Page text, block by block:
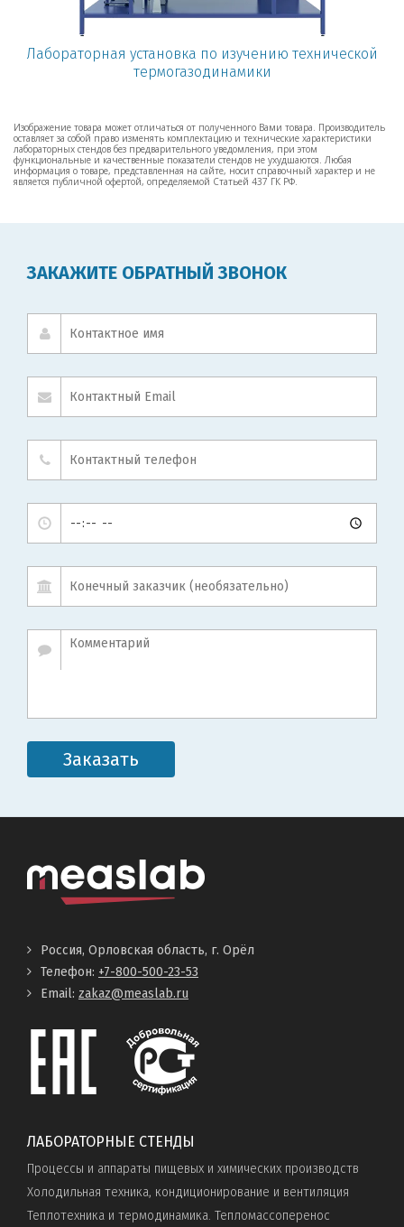
Лабораторная установка по изучению технической
термогазодинамики
Изображение товара может отличаться от полученного Вами товара. Производитель
оставляет за собой право изменять комплектацию и технические характеристики
лабораторных стендов без предварительного уведомления, при этом
функциональные и качественные показатели стендов не ухудшаются. Любая
информация о товаре, представленная на сайте, носит справочный характер и не
является публичной офертой, определяемой Статьей 437 ГК РФ.
ЗАКАЖИТЕ ОБРАТНЫЙ ЗВОНОК
Заказать
Россия, Орловская область, г. Орёл
Телефон: +7-800-500-23-53
Email: zakaz@measlab.ru
ЛАБОРАТОРНЫЕ СТЕНДЫ
Процессы и аппараты пищевых и химических производств
Холодильная техника, кондиционирование и вентиляция
Теплотехника и термодинамика. Тепломассоперенос